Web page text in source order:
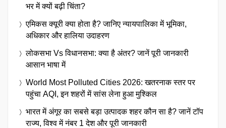
भर में क्यों बढ़ी चिंता?
एमिकस क्यूरी क्या होता है? जानिए न्यायपालिका में भूमिका,
अधिकार और हालिया उदाहरण
लोकसभा Vs विधानसभा: क्या है अंतर? जानें पूरी जानकारी
आसान भाषा में
World Most Polluted Cities 2026: खतरनाक स्तर पर
पहुंचा AQI, इन शहरों में सांस लेना हुआ मुश्किल
भारत में अंगूर का सबसे बड़ा उत्पादक शहर कौन सा है? जानें टॉप
राज्य, विश्व में नंबर 1 देश और पूरी जानकारी